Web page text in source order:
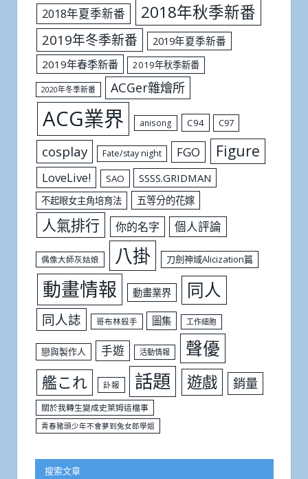
2018年夏季新番 2018年秋季新番
2019年冬季新番
2019年夏季新番
2019年春季新番
2019年秋季新番
2020年冬季新番 ACGer雜燴所
ACG業界 anisong C94 C97
cosplay Fate/stay night FGO Figure
LoveLive! SAO SSSS.GRIDMAN
不起眼女主角培育法 五等分的花嫁
人氣排行 你的名字 個人評論
偶像大師灰姑娘 八掛 刀劍神域Alicization篇
動畫情報 動畫業界 同人
同人誌 哥布林殺手 圖集 工作細胞
戀與製作人 手遊 活動情報 聲優
艦これ 訃報 話題 遊戲 銷量
關於我轉生變成史萊姆這檔事
青春豬頭少年不會夢到兔女郎學姐
搜索文章